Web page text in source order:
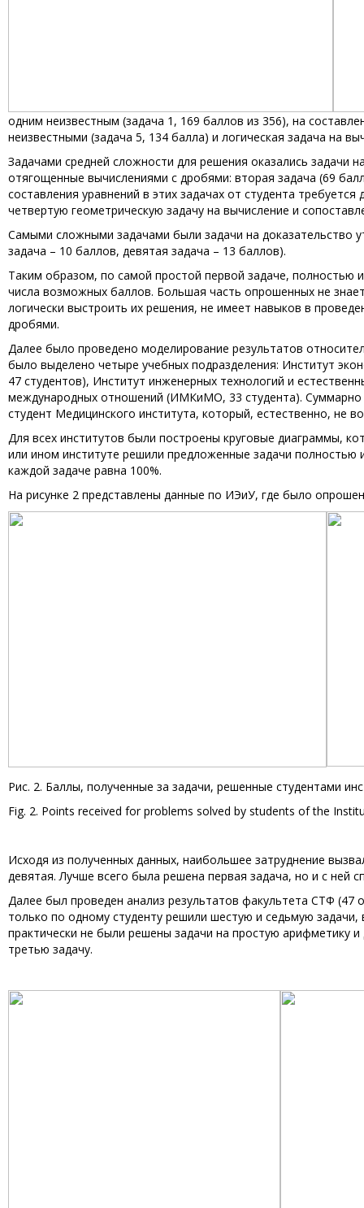
одним неизвестным (задача 1, 169 баллов из 356), на
неизвестными (задача 5, 134 балла) и логическая задача на
Задачами средней сложности для решения оказались задачи
отягощенные вычислениями с дробями: вторая задача (69
составления уравнений в этих задачах от студента
четвертую геометрическую задачу на вычисление и
Самыми сложными задачами были задачи на доказательство
задача – 10 баллов, девятая задача – 13 баллов).
Таким образом, по самой простой первой задаче, полностью
числа возможных баллов. Большая часть опрошенных не
логически выстроить их решения, не имеет навыков в
дробями.
Далее было проведено моделирование результатов
было выделено четыре учебных подразделения: Институт
47 студентов), Институт инженерных технологий и
международных отношений (ИМКиМО, 33 студента). Суммарно
студент Медицинского института, который, естественно, не
Для всех институтов были построены круговые диаграммы,
или ином институте решили предложенные задачи
каждой задаче равна 100%.
На рисунке 2 представлены данные по ИЭиУ, где было
Рис. 2. Баллы, полученные за задачи, решенные студентами
Fig. 2. Points received for problems solved by students of the
Исходя из полученных данных, наибольшее затруднение
девятая. Лучше всего была решена первая задача, но и с ней
Далее был проведен анализ результатов факультета СТФ (47
только по одному студенту решили шестую и седьмую
практически не были решены задачи на простую арифметику
третью задачу.